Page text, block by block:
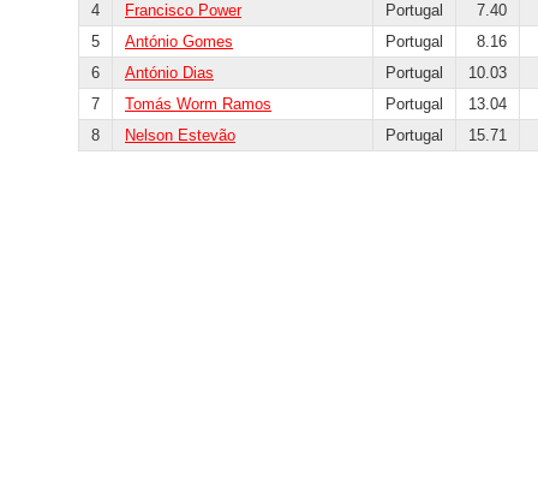
4
Francisco Power Portugal
7.40
5
António Gomes Portugal
8.16
6
António Dias Portugal
10.03
7
Tomás Worm Ramos Portugal
13.04
8
Nelson Estevão Portugal 15.71